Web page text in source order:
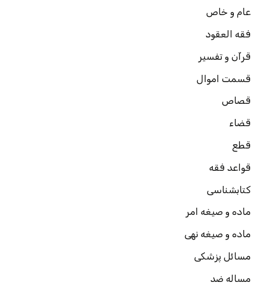
عام و خاص
فقه العقود
قرآن و تفسیر
قسمت اموال
قصاص
قضاء
قطع
قواعد فقه
کتابشناسی
ماده و صیغه امر
ماده و صیغه نهی
مسائل پزشکی
مساله ضد